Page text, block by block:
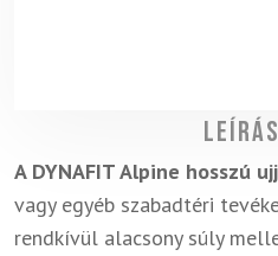
Leírás
A DYNAFIT Alpine hosszú
vagy egyéb szabadtéri
rendkívül alacsony súly